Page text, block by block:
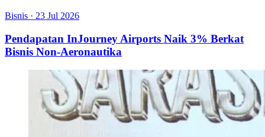
Bisnis · 23 Jul 2026
Pendapatan InJourney Airports Naik 3% Berkat
Bisnis Non-Aeronautika